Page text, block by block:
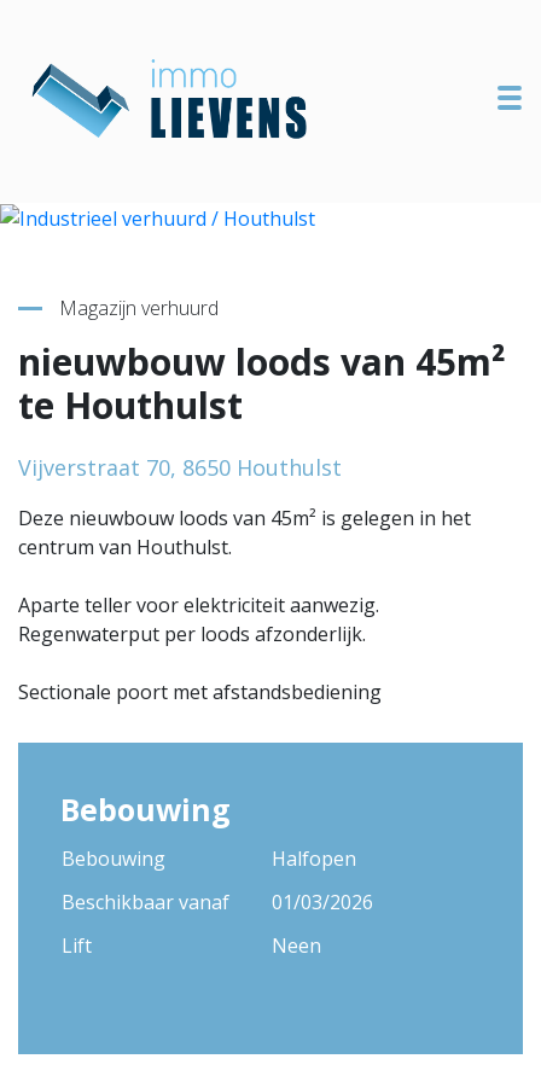
Terug naar overzicht
Magazijn verhuurd
nieuwbouw loods van 45m²
te Houthulst
Vijverstraat 70, 8650 Houthulst
Deze nieuwbouw loods van 45m² is gelegen in het
centrum van Houthulst.
Aparte teller voor elektriciteit aanwezig.
Regenwaterput per loods afzonderlijk.
Sectionale poort met afstandsbediening
Bebouwing
Bebouwing
Halfopen
Beschikbaar vanaf
01/03/2026
Lift
Neen